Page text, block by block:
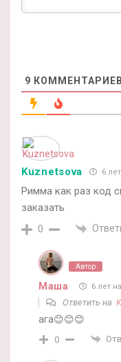
9 КОММЕНТАРИЕВ
Kuznetsova 6
Римма как раз код
заказать
0
Автор
Маша 6 лет
Ответить на
ага😊😊😊
0